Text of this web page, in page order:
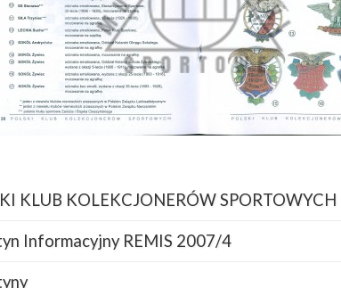
KLUB KOLEKCJONERÓW SPORTOWYCH
Informacyjny REMIS 2007/4